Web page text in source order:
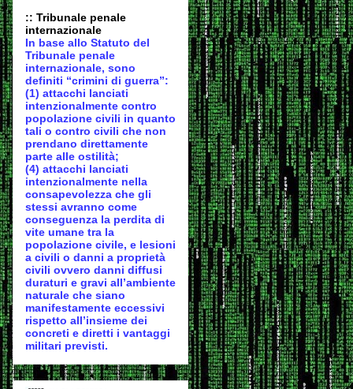
:: Tribunale penale
internazionale
In base allo Statuto del
Tribunale penale
internazionale, sono
definiti “crimini di guerra”:
(1) attacchi lanciati
intenzionalmente contro
popolazione civili in quanto
tali o contro civili che non
prendano direttamente
parte alle ostilità;
(4) attacchi lanciati
intenzionalmente nella
consapevolezza che gli
stessi avranno come
conseguenza la perdita di
vite umane tra la
popolazione civile, e lesioni
a civili o danni a proprietà
civili ovvero danni diffusi
duraturi e gravi all’ambiente
naturale che siano
manifestamente eccessivi
rispetto all’insieme dei
concreti e diretti i vantaggi
militari previsti.